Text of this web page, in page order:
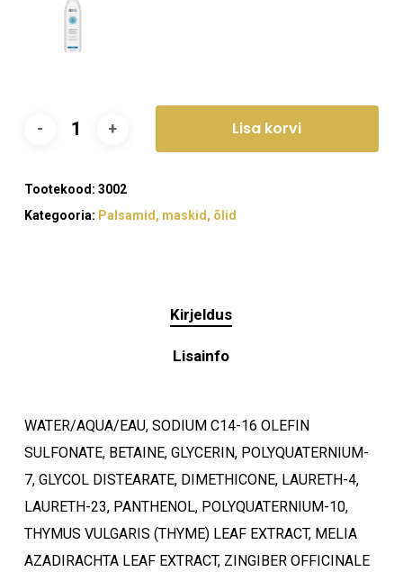
Lisa korvi
Tootekood: 3002
Kategooria: Palsamid, maskid, õlid
Kirjeldus
Lisainfo
WATER/AQUA/EAU, SODIUM C14-16 OLEFIN
SULFONATE, BETAINE, GLYCERIN, POLYQUATERNIUM-
7, GLYCOL DISTEARATE, DIMETHICONE, LAURETH-4,
LAURETH-23, PANTHENOL, POLYQUATERNIUM-10,
THYMUS VULGARIS (THYME) LEAF EXTRACT, MELIA
AZADIRACHTA LEAF EXTRACT, ZINGIBER OFFICINALE